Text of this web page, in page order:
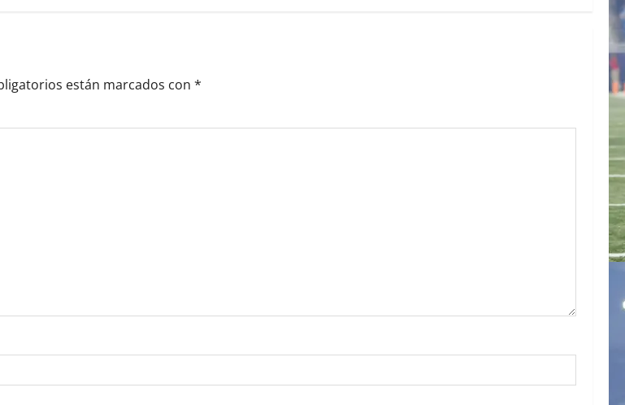
están marcados con *